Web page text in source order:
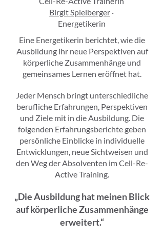
Birgit Spielberger ·
Energetikerin
Eine Energetikerin berichtet, wie die
Ausbildung ihr neue Perspektiven auf
körperliche Zusammenhänge und
gemeinsames Lernen eröffnet hat.
Jeder Mensch bringt unterschiedliche
berufliche Erfahrungen, Perspektiven
und Ziele mit in die Ausbildung. Die
folgenden Erfahrungsberichte geben
persönliche Einblicke in individuelle
Entwicklungen, neue Sichtweisen und
den Weg der Absolventen im Cell-Re-
Active Training.
„Die Ausbildung hat meinen Blick
auf körperliche Zusammenhänge
erweitert.“